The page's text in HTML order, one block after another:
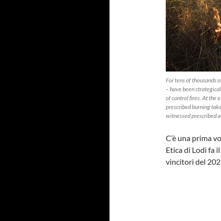
For tens of thousands
– have been
of control fires. At the
prescribed burning
witnessed prescribed
C’è una prima
Etica di Lodi fa
vincitori del